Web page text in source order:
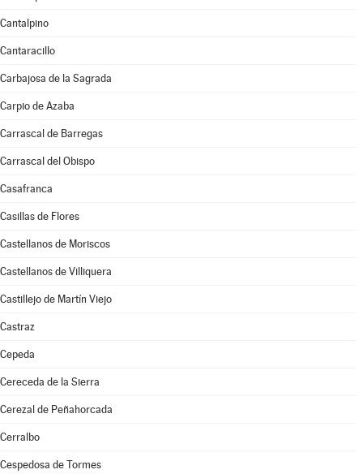
Cantalpino
Cantaracillo
Carbajosa de la Sagrada
Carpio de Azaba
Carrascal de Barregas
Carrascal del Obispo
Casafranca
Casillas de Flores
Castellanos de Moriscos
Castellanos de Villiquera
Castillejo de Martín Viejo
Castraz
Cepeda
Cereceda de la Sierra
Cerezal de Peñahorcada
Cerralbo
Cespedosa de Tormes